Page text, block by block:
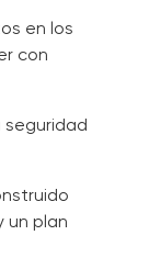
en los
con
un plan